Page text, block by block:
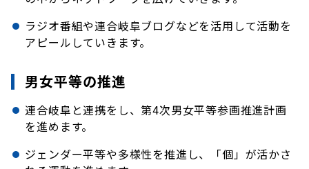
ラジオ番組や連合岐阜ブログなどを活用して活動を
アピールしていきます。
男女平等の推進
連合岐阜と連携をし、第4次男女平等参画推進計画
を進めます。
ジェンダー平等や多様性を推進し、「個」が活かさ